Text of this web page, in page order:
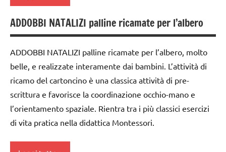
da 0
a 3
anni
dai
3 ai
6
anni
dai
ADDOBBI NATALIZI palline ricamate per l’albero
ADDOBBI NATALIZI palline ricamate per l’albero, molto
belle, e realizzate interamente dai bambini. L’attività di
ricamo del cartoncino è una classica attività di pre-
scrittura e favorisce la coordinazione occhio-mano e
l’orientamento spaziale. Rientra tra i più classici esercizi
di vita pratica nella didattica Montessori.